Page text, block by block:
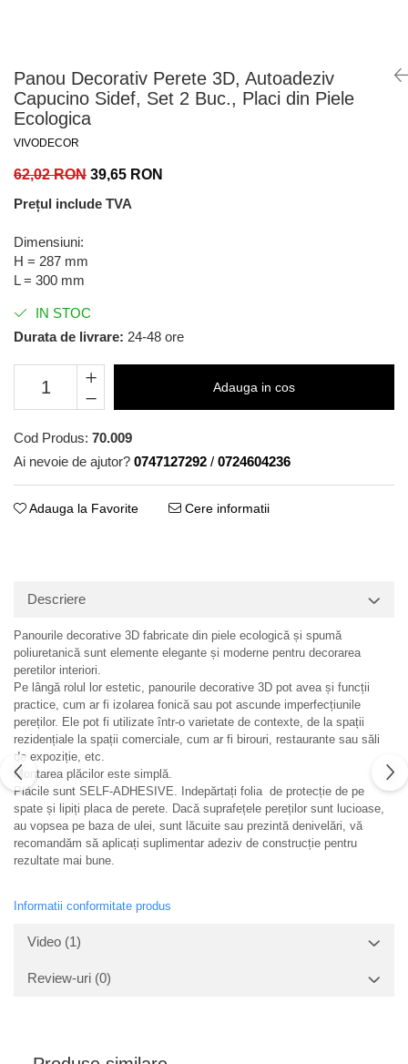
Panou Decorativ Perete 3D, Autoadeziv
Capucino Sidef, Set 2 Buc., Placi din Piele
Ecologica
VIVODECOR
62,02 RON 39,65 RON
Prețul include TVA
Dimensiuni:
H = 287 mm
L = 300 mm
IN STOC
Durata de livrare: 24-48 ore
Adauga in cos
Cod Produs: 70.009
Ai nevoie de ajutor? 0747127292 / 0724604236
Adauga la Favorite Cere informatii
Descriere
Panourile decorative 3D fabricate din piele ecologică și spumă
poliuretanică sunt elemente elegante și moderne pentru decorarea
peretilor interiori.
Pe lângă rolul lor estetic, panourile decorative 3D pot avea și funcții
practice, cum ar fi izolarea fonică sau pot ascunde imperfecțiunile
pereților. Ele pot fi utilizate într-o varietate de contexte, de la spații
rezidențiale la spații comerciale, cum ar fi birouri, restaurante sau săli
de expoziție, etc.
Montarea plăcilor este simplă.
Plăcile sunt SELF-ADHESIVE. Indepărtați folia de protecție de pe
spate și lipiți placa de perete. Dacă suprafețele pereților sunt lucioase,
au vopsea pe baza de ulei, sunt lăcuite sau prezintă denivelări, vă
recomandăm să aplicați suplimentar adeziv de construcție pentru
rezultate mai bune.
Informatii conformitate produs
Video (1)
Review-uri (0)